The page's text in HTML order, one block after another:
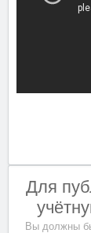
Для
Вы должны